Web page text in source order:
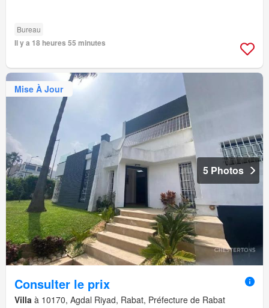
Bureau
Il y a 18 heures 55 minutes
Mise À Jour
5 Photos
Consulter le prix
Villa à 10170, Agdal Riyad, Rabat, Préfecture de Rabat